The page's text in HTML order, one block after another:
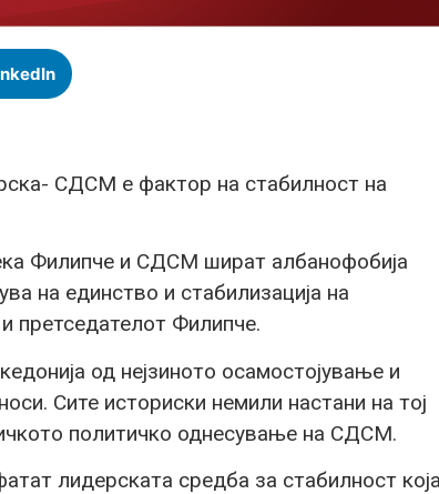
СДСМ е фактор на стабилност на
Филипче и СДСМ шират албанофобија
на единство и стабилизација на
претседателот Филипче.
од нејзиното осамостојување и
Сите историски немили настани на тој
политичко однесување на СДСМ.
лидерската средба за стабилност која